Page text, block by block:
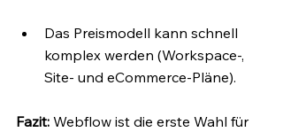
Das Preismodell kann schnell
komplex werden (Workspace-,
Site- und eCommerce-Pläne).
Fazit: Webflow ist die erste Wahl für